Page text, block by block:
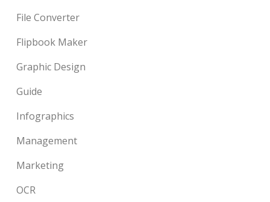
File Converter
Flipbook Maker
Graphic Design
Guide
Infographics
Management
Marketing
OCR